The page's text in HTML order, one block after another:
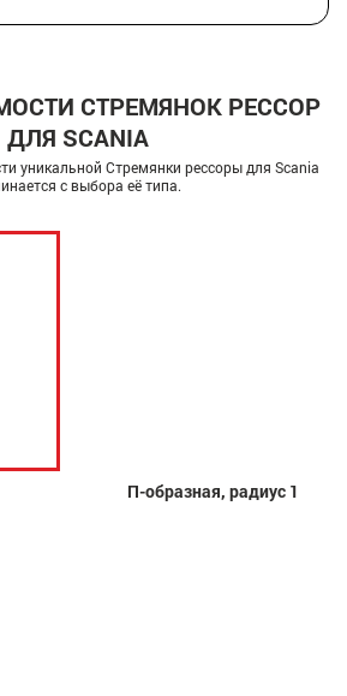
СТРЕМЯНОК РЕССОР
ДЛЯ SCANIA
уникальной Стремянки рессоры для Scania
с выбора её типа.
П-образная, радиус 1